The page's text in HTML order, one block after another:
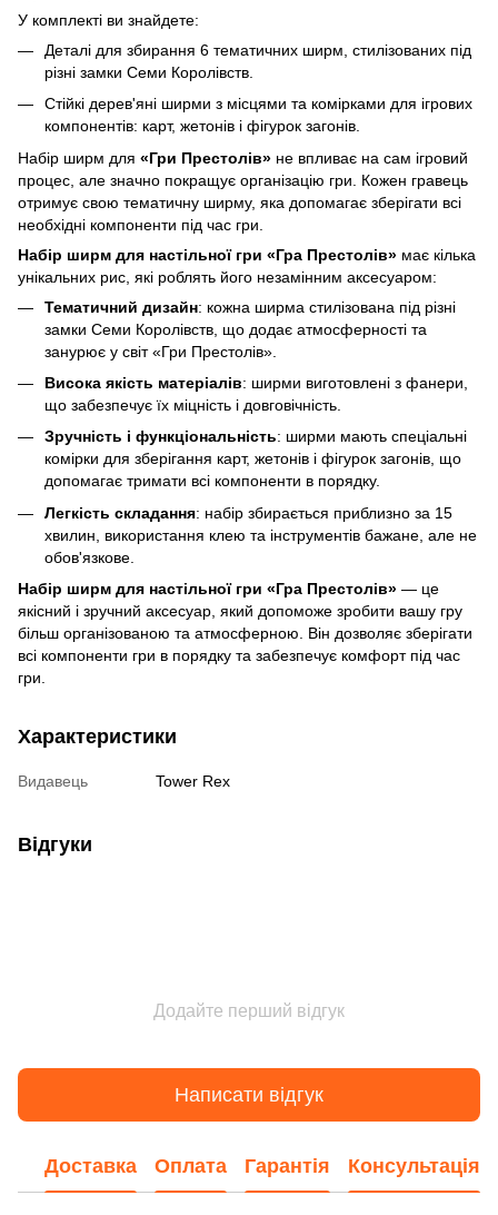
У комплекті ви знайдете:
Деталі для збирання 6 тематичних ширм, стилізованих під
різні замки Семи Королівств.
Стійкі дерев'яні ширми з місцями та комірками для ігрових
компонентів: карт, жетонів і фігурок загонів.
Набір ширм для «Гри Престолів» не впливає на сам ігровий
процес, але значно покращує організацію гри. Кожен гравець
отримує свою тематичну ширму, яка допомагає зберігати всі
необхідні компоненти під час гри.
Набір ширм для настільної гри «Гра Престолів» має кілька
унікальних рис, які роблять його незамінним аксесуаром:
Тематичний дизайн: кожна ширма стилізована під різні
замки Семи Королівств, що додає атмосферності та
занурює у світ «Гри Престолів».
Висока якість матеріалів: ширми виготовлені з фанери,
що забезпечує їх міцність і довговічність.
Зручність і функціональність: ширми мають спеціальні
комірки для зберігання карт, жетонів і фігурок загонів, що
допомагає тримати всі компоненти в порядку.
Легкість складання: набір збирається приблизно за 15
хвилин, використання клею та інструментів бажане, але не
обов'язкове.
Набір ширм для настільної гри «Гра Престолів» — це
якісний і зручний аксесуар, який допоможе зробити вашу гру
більш організованою та атмосферною. Він дозволяє зберігати
всі компоненти гри в порядку та забезпечує комфорт під час
гри.
Характеристики
Видавець Tower Rex
Відгуки
Додайте перший відгук
Написати відгук
Доставка Оплата Гарантія Консультація